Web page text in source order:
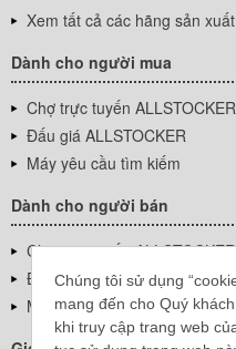
Chúng tôi sử dụng
mang đến cho Quý
khi truy cập trang web
Xem tất cả các hãng sản xuất
Dành cho người mua
Chợ trực tuyến ALLSTOCKER
Đấu giá ALLSTOCKER
Máy yêu cầu tìm kiếm
Dành cho người bán
Chợ trực tuyến ALLSTOCKER
Đấu giá ALLSTOCKER
Máy yêu cầu tìm kiếm